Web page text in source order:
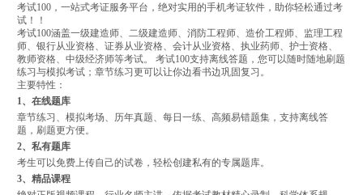
考试100，一站式考证服务平台，绝对实用的手机考证软件，助你轻松通过考
试！！
考试100涵盖一级建造师、二级建造师、消防工程师、造价工程师、监理工程
师、银行从业资格、证券从业资格、会计从业资格、执业药师、护士资格、
教师资格、中级经济师等考试。 考试100支持离线答题，您可以随时随地刷题
练习与模拟考试；章节练习更可以让你边看书边巩固复习。
主要特性：
1、在线题库
章节练习、模拟考场、历年真题、每日一练、高频易错题集，支持离线答
题，刷题更方便。
2、私有题库
考生可以免费上传自己的试卷，轻松创建私有的专属题库。
3、精品课程